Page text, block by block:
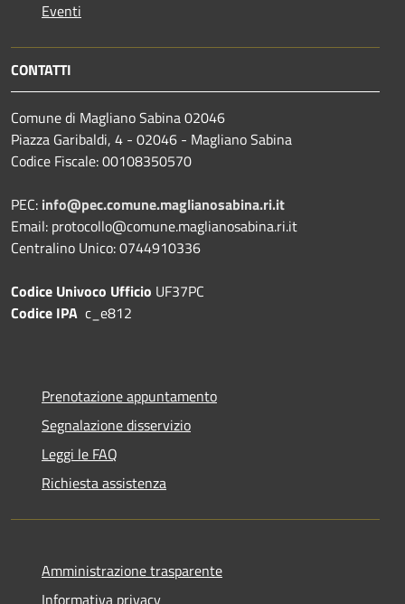
Eventi
CONTATTI
Comune di Magliano Sabina 02046
Piazza Garibaldi, 4 - 02046 - Magliano Sabina
Codice Fiscale: 00108350570
PEC: info@pec.comune.maglianosabina.ri.it
Email: protocollo@comune.maglianosabina.ri.it
Centralino Unico: 0744910336
Codice Univoco Ufficio UF37PC
Codice IPA c_e812
Prenotazione appuntamento
Segnalazione disservizio
Leggi le FAQ
Richiesta assistenza
Amministrazione trasparente
Informativa privacy